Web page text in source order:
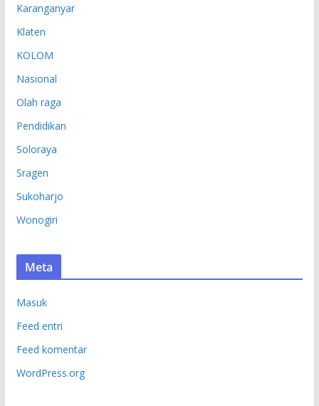
Karanganyar
Klaten
KOLOM
Nasional
Olah raga
Pendidikan
Soloraya
Sragen
Sukoharjo
Wonogiri
Meta
Masuk
Feed entri
Feed komentar
WordPress.org